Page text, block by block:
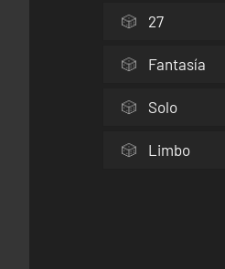
27
Fantasía
Solo
Limbo